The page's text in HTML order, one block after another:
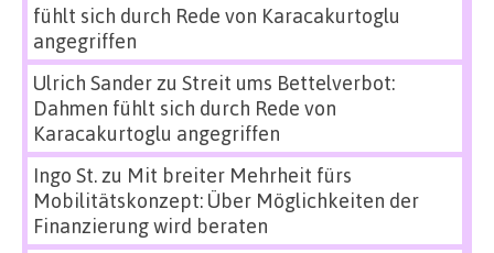
fühlt sich durch Rede von Karacakurtoglu
angegriffen
Ulrich Sanderzu Streit ums Bettelverbot:
Dahmen fühlt sich durch Rede von
Karacakurtoglu angegriffen
Ingo St.zu Mit breiter Mehrheit fürs
Mobilitätskonzept: Über Möglichkeiten der
Finanzierung wird beraten